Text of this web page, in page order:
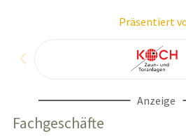
Präsentiert
Anzeige
Fachgeschäfte